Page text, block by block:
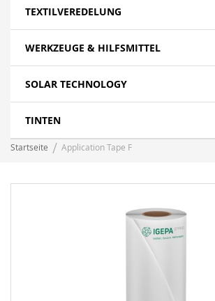
TEXTILVEREDELUNG
WERKZEUGE & HILFSMITTEL
SOLAR TECHNOLOGY
TINTEN
Startseite Application Tape F